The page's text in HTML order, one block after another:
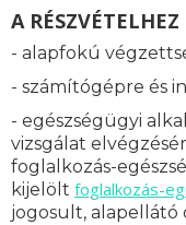
A
- alapfokú
- számítógépre és
- egészségügyi
vizsgálat
foglalkozás-
kijelölt foglalkozás-
jogosult, alapellátó